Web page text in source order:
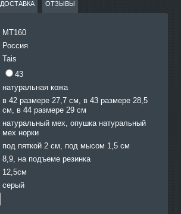
ДОСТАВКА ОТЗЫВЫ
MT160
Россия
Tais
43
натуральная кожа
в 42 размере 27,7 см, в 43 размере 28,5
см, в 44 размере 29 см
натуральный мех, опушка натуральный
мех норки
под пяткой 2 см, под мысом 1,5 см
8,9, на подъеме резинка
12,5см
серый